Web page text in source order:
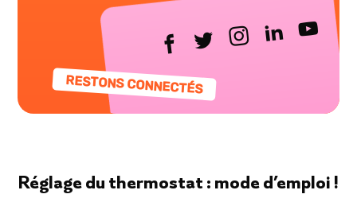
RESTONS CONNECTÉS
Réglage du thermostat : mode d’emploi !